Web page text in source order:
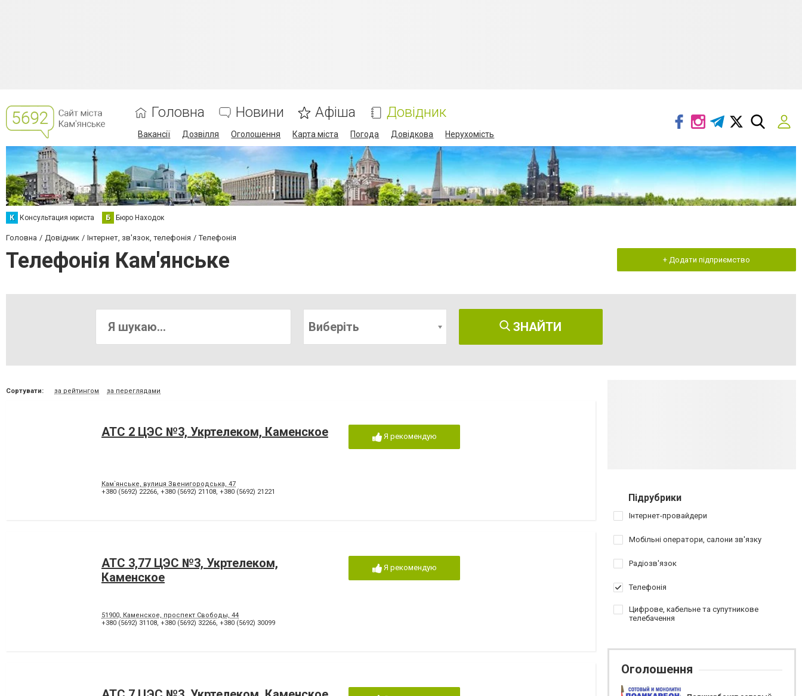
Головна Новини Афіша Довідник
Вакансії Дозвілля Оголошення Карта міста Погода Довідкова Нерухомість
К Консультация юриста Б Бюро Находок
Головна Довідник Інтернет, зв'язок, телефонія Телефонія
Телефонія Кам'янське + Додати підприємство
Виберіть ЗНАЙТИ
Сортувати: за рейтингом за переглядами
АТС 2 ЦЭС №3, Укртелеком, Каменское
Кам`янське, вулиця Звенигородська, 47
+380 (5692) 22266, +380 (5692) 21108, +380 (5692) 21221
Я рекомендую
АТС 3,77 ЦЭС №3, Укртелеком,
Каменское
51900, Каменское, проспект Свободы, 44
+380 (5692) 31108, +380 (5692) 32266, +380 (5692) 30099
Я рекомендую
Підрубрики
Інтернет-провайдери
Мобільні оператори, салони зв'язку
Радіозв'язок
Телефонія
Цифрове, кабельне та супутникове
телебачення
Оголошення